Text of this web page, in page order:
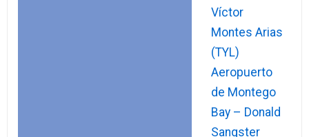
Víctor
Montes Arias
(TYL)
Aeropuerto
de Montego
Bay – Donald
Sangster